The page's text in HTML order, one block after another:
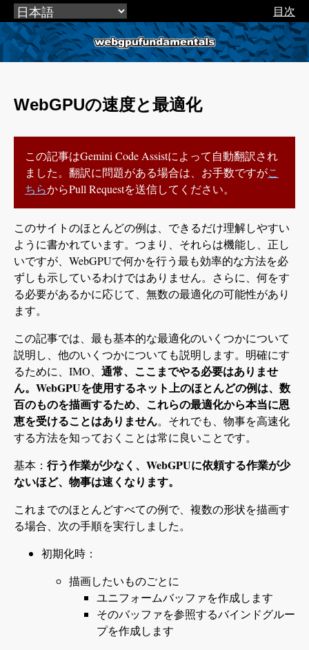
目次
webgpufundamentals.org
WebGPUの速度と最適化
この記事はGemini Code Assistによって自動翻訳され
ました。翻訳に問題がある場合は、お手数ですがこ
ちらからPull Requestを送信してください。
このサイトのほとんどの例は、できるだけ理解しやすい
ように書かれています。つまり、それらは機能し、正し
いですが、WebGPUで何かを行う最も効率的な方法を必
ずしも示しているわけではありません。さらに、何をす
る必要があるかに応じて、無数の最適化の可能性があり
ます。
この記事では、最も基本的な最適化のいくつかについて
説明し、他のいくつかについても説明します。明確にす
るために、IMO、 通常、ここまでやる必要はありませ
ん。WebGPUを使用するネット上のほとんどの例は、数
百のものを描画するため、これらの最適化から本当に恩
恵を受けることはありません。それでも、物事を高速化
する方法を知っておくことは常に良いことです。
基本： 行う作業が少なく、WebGPUに依頼する作業が少
ないほど、物事は速くなります。
これまでのほとんどすべての例で、複数の形状を描画す
る場合、次の手順を実行しました。
初期化時：
描画したいものごとに
ユニフォームバッファを作成します
そのバッファを参照するバインドグルー
プを作成します